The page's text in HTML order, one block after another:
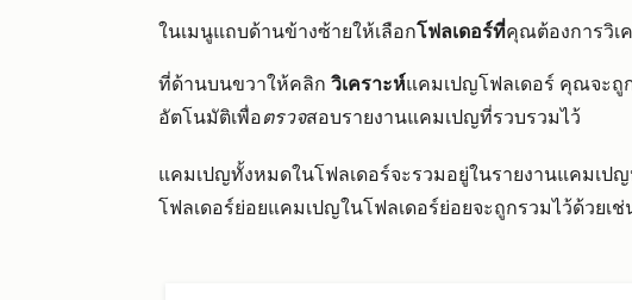
ในเมนูแถบด้านข้างซ้ายให้เลือกโฟลเดอร์ที่คุณต้องการวิเ
ที่ด้านบนขวาให้คลิก วิเคราะห์แคมเปญโฟลเดอร์ คุณจะถู
อัตโนมัติเพื่อตรวจสอบรายงานแคมเปญที่รวบรวมไว้
แคมเปญทั้งหมดในโฟลเดอร์จะรวมอยู่ในรายงานแคมเป
โฟลเดอร์ย่อยแคมเปญในโฟลเดอร์ย่อยจะถูกรวมไว้ด้วยเ